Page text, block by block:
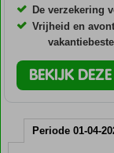
De verzekering
Vrijheid en
BEKIJK
Periode 01-04-